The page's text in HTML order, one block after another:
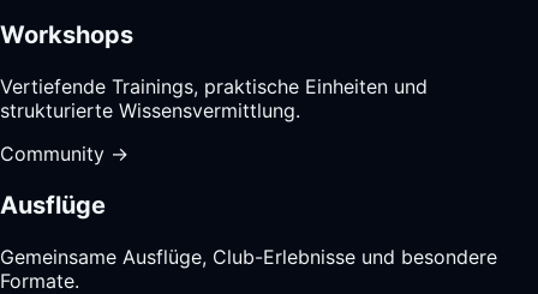
Workshops
Vertiefende Trainings, praktische Einheiten und
strukturierte Wissensvermittlung.
Community →
Ausflüge
Gemeinsame Ausflüge, Club-Erlebnisse und besondere
Formate.